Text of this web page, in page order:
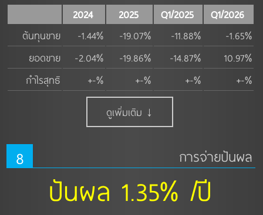
2024 2025 Q1/2025
Q1/2026
ต้นทุนขาย
-1.44% -19.07% -11.88%
-1.65%
ยอดขาย
-2.04% -19.86% -14.87%
10.97%
กำไรสุทธิ
+-% +-% +-% +-%
ดูเพิ่มเติม ↓
8 การจ่ายปันผล
ปันผล 1.35% /ปี